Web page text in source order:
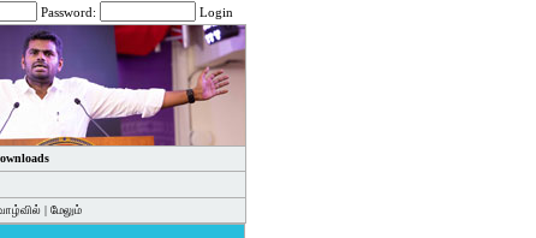
Password: Login
| மேலும்